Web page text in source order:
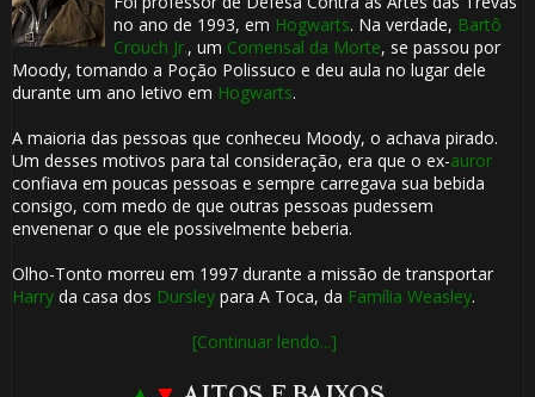
no ano de 1993, em Hogwarts. Na verdade, Bartô
Crouch Jr., um Comensal da Morte, se passou por
Moody, tomando a Poção Polissuco e deu aula no lugar dele
durante um ano letivo em Hogwarts.
A maioria das pessoas que conheceu Moody, o achava pirado.
Um desses motivos para tal consideração, era que o ex-auror
confiava em poucas pessoas e sempre carregava sua bebida
consigo, com medo de que outras pessoas pudessem
envenenar o que ele possivelmente beberia.
Olho-Tonto morreu em 1997 durante a missão de transportar
Harryda casa dos Dursleypara A Toca, da Família Weasley.
[Continuar lendo...]
⚡
1️⃣ 8️⃣🎈